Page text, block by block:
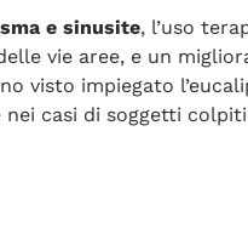
e sinusite, l’uso
vie aree, e un
visto impiegato
casi di soggetti